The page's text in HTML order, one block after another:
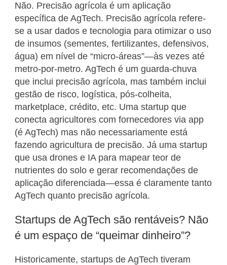
Não. Precisão agrícola é um aplicação
específica de AgTech. Precisão agrícola refere-
se a usar dados e tecnologia para otimizar o uso
de insumos (sementes, fertilizantes, defensivos,
água) em nível de “micro-áreas”—às vezes até
metro-por-metro. AgTech é um guarda-chuva
que inclui precisão agrícola, mas também inclui
gestão de risco, logística, pós-colheita,
marketplace, crédito, etc. Uma startup que
conecta agricultores com fornecedores via app
(é AgTech) mas não necessariamente está
fazendo agricultura de precisão. Já uma startup
que usa drones e IA para mapear teor de
nutrientes do solo e gerar recomendações de
aplicação diferenciada—essa é claramente tanto
AgTech quanto precisão agrícola.
Startups de AgTech são rentáveis? Não
é um espaço de “queimar dinheiro”?
Historicamente, startups de AgTech tiveram